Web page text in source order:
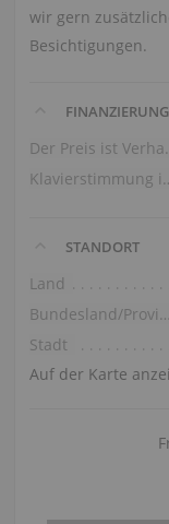
wir gern
Besichtigungen.
Der
STANDORT
Land
Bundesland/Provinz
Stadt
Auf der Karte